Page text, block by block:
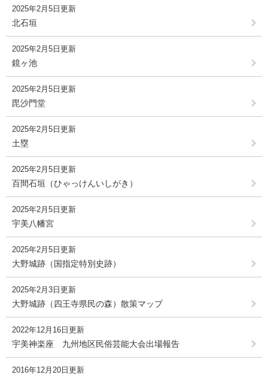
2025年2月5日更新
北石垣
2025年2月5日更新
鏡ヶ池
2025年2月5日更新
毘沙門堂
2025年2月5日更新
土塁
2025年2月5日更新
百間石垣（ひゃっけんいしがき）
2025年2月5日更新
宇美八幡宮
2025年2月5日更新
大野城跡（国指定特別史跡）
2025年2月3日更新
大野城跡（四王寺県民の森）散策マップ
2022年12月16日更新
宇美神楽座 九州地区民俗芸能大会出場報告
2016年12月20日更新